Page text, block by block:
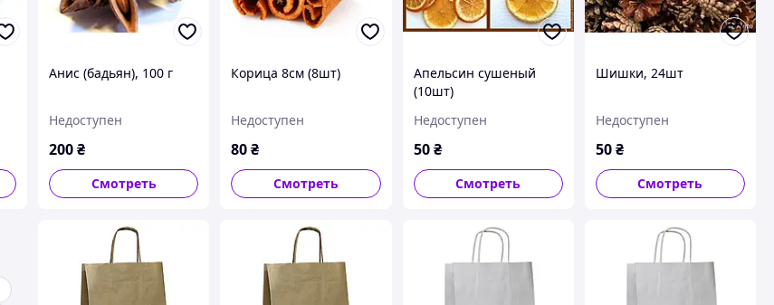
Анис (бадьян), 100 г
Недоступен
200₴
Смотреть
Корица 8см (8шт)
Недоступен
80₴
Смотреть
Апельсин сушеный
(10шт)
Недоступен
50 ₴
Смотреть
Шишки, 24шт
Недоступен
50₴
Смотреть